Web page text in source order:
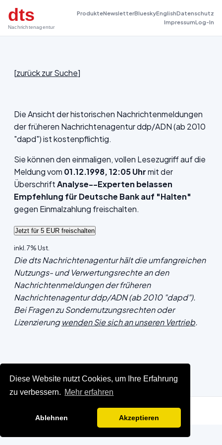
Diese Website nutzt Cookies, um Ihre Erfahrung
zu verbessern. Mehr erfahren
Ablehnen Akzeptieren
dts
Nachrichtenagentur
ProdukteNewsletterBlueskyEnglishDatenschutz
ImpressumLog-In
[zurück zur Suche]
Die Ansicht der historischen Nachrichtenmeldungen
der früheren Nachrichtenagentur ddp/ADN (ab 2010
"dapd") ist kostenpflichtig.
Sie können den einmaligen, vollen Lesezugriff auf die
Meldung vom 01.12.1998, 12:05 Uhrmit der
ÜberschriftAnalyse--Experten belassen
Empfehlung für Deutsche Bank auf "Halten"
gegen Einmalzahlung freischalten.
inkl. 7% Ust.
Die dts Nachrichtenagentur hält die umfangreichen
Nutzungs- und Verwertungsrechte an den
Nachrichtenmeldungen der früheren
Nachrichtenagentur ddp/ADN (ab 2010 "dapd").
Bei Fragen zu Sondernutzungsrechten oder
Lizenzierungwenden Sie sich an unseren Vertrieb.